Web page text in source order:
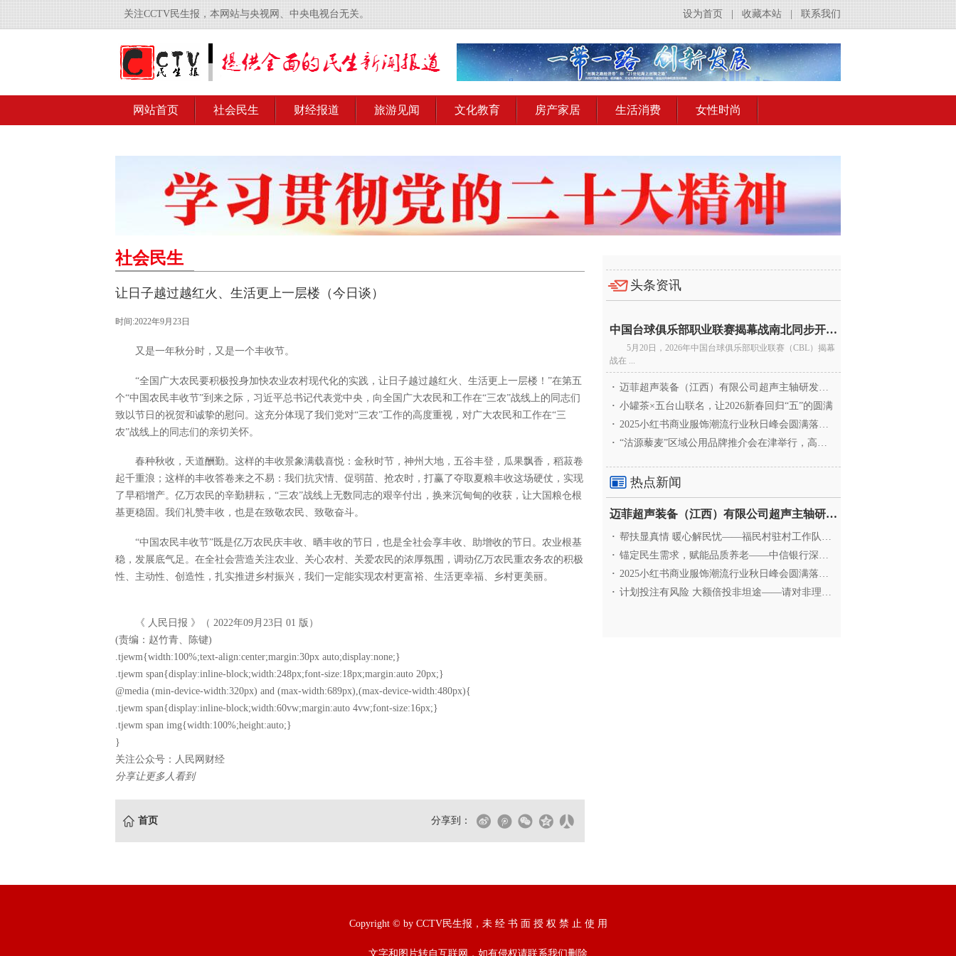
关注CCTV民生报，本网站与央视网、中央电视台无关。 联系我们
收藏本站
设为首页
网站首页 社会民生 财经报道 旅游见闻 文化教育 房产家居 生活消费 女性时尚
社会民生
让日子越过越红火、生活更上一层楼（今日谈）
时间:2022年9月23日
又是一年秋分时，又是一个丰收节。
“全国广大农民要积极投身加快农业农村现代化的实践，让日子越过越红火、生活更上一层楼！”在第五
个“中国农民丰收节”到来之际，习近平总书记代表党中央，向全国广大农民和工作在“三农”战线上的同志们
致以节日的祝贺和诚挚的慰问。这充分体现了我们党对“三农”工作的高度重视，对广大农民和工作在“三
农”战线上的同志们的亲切关怀。
春种秋收，天道酬勤。这样的丰收景象满载喜悦：金秋时节，神州大地，五谷丰登，瓜果飘香，稻菽卷
起千重浪；这样的丰收答卷来之不易：我们抗灾情、促弱苗、抢农时，打赢了夺取夏粮丰收这场硬仗，实现
了早稻增产。亿万农民的辛勤耕耘，“三农”战线上无数同志的艰辛付出，换来沉甸甸的收获，让大国粮仓根
基更稳固。我们礼赞丰收，也是在致敬农民、致敬奋斗。
“中国农民丰收节”既是亿万农民庆丰收、晒丰收的节日，也是全社会享丰收、助增收的节日。农业根基
稳，发展底气足。在全社会营造关注农业、关心农村、关爱农民的浓厚氛围，调动亿万农民重农务农的积极
性、主动性、创造性，扎实推进乡村振兴，我们一定能实现农村更富裕、生活更幸福、乡村更美丽。
《 人民日报 》（ 2022年09月23日 01 版）
(责编：赵竹青、陈键)
.tjewm{width:100%;text-align:center;margin:30px auto;display:none;}
.tjewm span{display:inline-block;width:248px;font-size:18px;margin:auto 20px;}
@media (min-device-width:320px) and (max-width:689px),(max-device-width:480px){
.tjewm span{display:inline-block;width:60vw;margin:auto 4vw;font-size:16px;}
.tjewm span img{width:100%;height:auto;}
}
关注公众号：人民网财经
分享让更多人看到
首页 分享到：
头条资讯
中国台球俱乐部职业联赛揭幕战南北同步开杆 首届CBL
5月20日，2026年中国台球俱乐部职业联赛（CBL）揭幕
战在 ...
· 迈菲超声装备（江西）有限公司超声主轴研发和生产项
· 小罐茶×五台山联名，让2026新春回归“五”的圆满
· 2025小红书商业服饰潮流行业秋日峰会圆满落幕，携手
· “沽源藜麦”区域公用品牌推介会在津举行，高蛋白产业
热点新闻
迈菲超声装备（江西）有限公司超声主轴研发和生产项
· 帮扶显真情 暖心解民忧——福民村驻村工作队与村委心系
· 锚定民生需求，赋能品质养老——中信银行深圳分行养老
· 2025小红书商业服饰潮流行业秋日峰会圆满落幕，携手
· 计划投注有风险 大额倍投非坦途——请对非理性购彩说“
Copyright © by CCTV民生报，未 经 书 面 授 权 禁 止 使 用
文字和图片转自互联网，如有侵权请联系我们删除